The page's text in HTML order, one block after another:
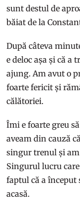
sunt destul de
băiat de la
După câteva
e deloc așa și că a
ajung. Am avut o
foarte fericit și
călătoriei.
Îmi e foarte greu
aveam din cauză
singur trenul și am
Singurul lucru
faptul că a început
acasă.